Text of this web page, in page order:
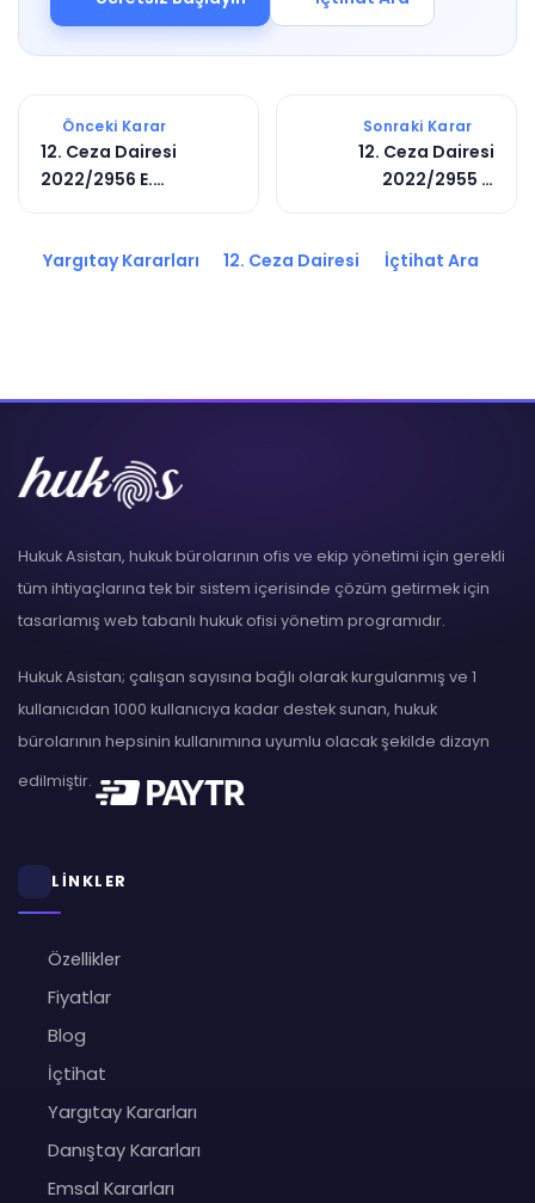
Önceki Karar
12. Ceza Dairesi
2022/2956 E.
Sonraki Karar
12. Ceza Dairesi
2022/2955 E.
Yargıtay Kararları 12. Ceza Dairesi İçtihat Ara
Hukuk Asistan, hukuk bürolarının ofis ve ekip yönetimi için gerekli
tüm ihtiyaçlarına tek bir sistem içerisinde çözüm getirmek için
tasarlamış web tabanlı hukuk ofisi yönetim programıdır.
Hukuk Asistan; çalışan sayısına bağlı olarak kurgulanmış ve 1
kullanıcıdan 1000 kullanıcıya kadar destek sunan, hukuk
bürolarının hepsinin kullanımına uyumlu olacak şekilde dizayn
edilmiştir.
LİNKLER
Özellikler
Fiyatlar
Blog
İçtihat
Yargıtay Kararları
Danıştay Kararları
Emsal Kararları